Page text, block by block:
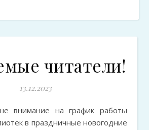
читатели!
13.12.2023
в праздничные новогодние